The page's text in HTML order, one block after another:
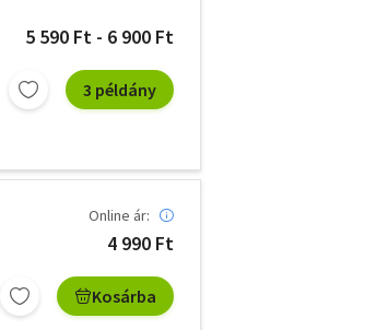
5 590 Ft - 6 900 Ft
3 példány
Online ár:
4 990 Ft
Kosárba